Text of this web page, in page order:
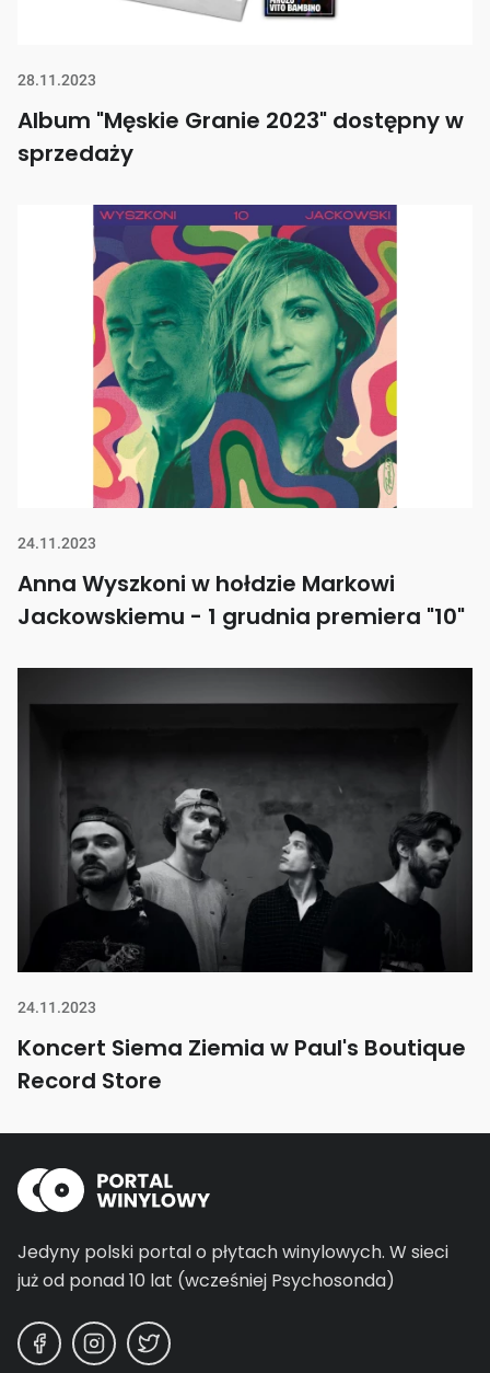
28.11.2023
Album "Męskie Granie 2023" dostępny w
sprzedaży
24.11.2023
Anna Wyszkoni w hołdzie Markowi
Jackowskiemu - 1 grudnia premiera "10"
24.11.2023
Koncert Siema Ziemia w Paul's Boutique
Record Store
Jedyny polski portal o płytach winylowych. W sieci
już od ponad 10 lat (wcześniej Psychosonda)